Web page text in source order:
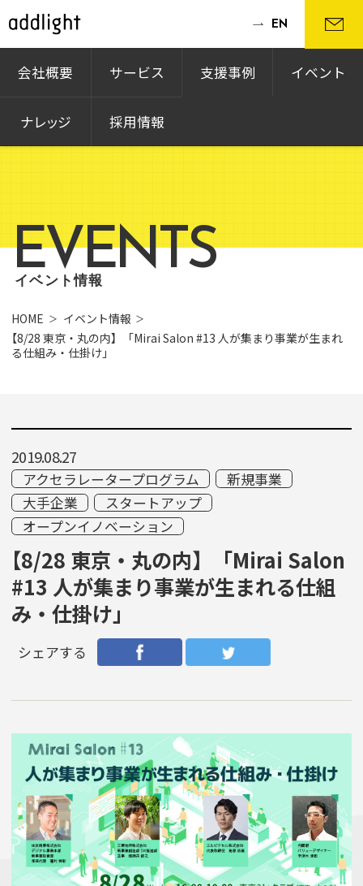
会社概要 サービス 支援事例 イベント
ナレッジ 採用情報
EN
EVENTS
イベント情報
HOME
イベント情報
【8/28 東京・丸の内】「Mirai Salon #13 人が集まり事業が生まれ
る仕組み・仕掛け」
2019.08.27
アクセラレータープログラム
新規事業
大手企業
スタートアップ
オープンイノベーション
【8/28 東京・丸の内】「Mirai Salon
#13 人が集まり事業が生まれる仕組
み・仕掛け」
シェアする